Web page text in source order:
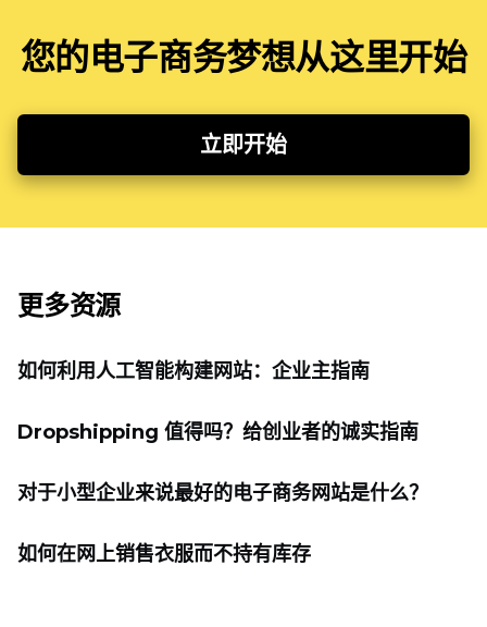
您的电子商务梦想从这里开始
立即开始
更多资源
如何利用人工智能构建网站：企业主指南
Dropshipping 值得吗？给创业者的诚实指南
对于小型企业来说最好的电子商务网站是什么？
如何在网上销售衣服而不持有库存